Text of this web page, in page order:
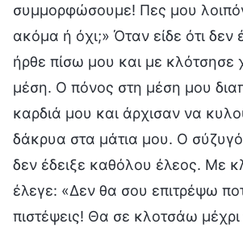
συμμορφώσουμε! Πες μου
ακόμα ή όχι;» Όταν είδε ότι
ήρθε πίσω μου και με κλότσησε
μέση. Ο πόνος στη μέση μου
καρδιά μου και άρχισαν να
δάκρυα στα μάτια μου. Ο
δεν έδειξε καθόλου έλεος. Με
έλεγε: «Δεν θα σου επιτρέψω
πιστέψεις! Θα σε κλοτσάω μέχρι